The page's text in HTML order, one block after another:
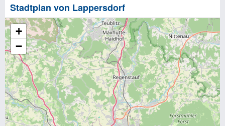
Stadtplan von Lappersdorf
+
−